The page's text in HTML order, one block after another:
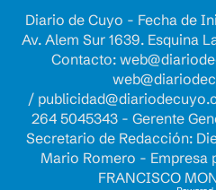
Diario de Cuyo - Fecha de
Av. Alem Sur 1639. Esquina
Contacto:
/
264 5045343 - Gerente
Secretario de Redacción:
Mario Romero - Empresa
FRANCISCO